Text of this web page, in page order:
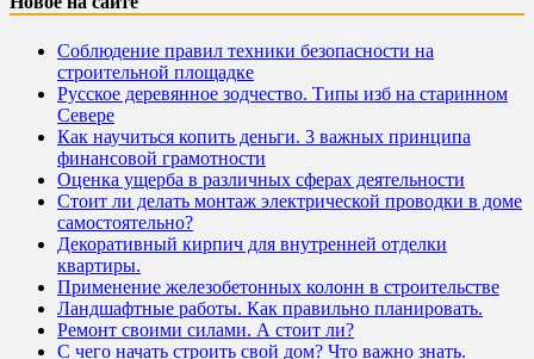
Соблюдение правил техники безопасности на
строительной площадке
Русское деревянное зодчество. Типы изб на старинном
Севере
Как научиться копить деньги. 3 важных принципа
финансовой грамотности
Оценка ущерба в различных сферах деятельности
Стоит ли делать монтаж электрической проводки в доме
самостоятельно?
Декоративный кирпич для внутренней отделки
квартиры.
Применение железобетонных колонн в строительстве
Ландшафтные работы. Как правильно планировать.
Ремонт своими силами. А стоит ли?
С чего начать строить свой дом? Что важно знать.